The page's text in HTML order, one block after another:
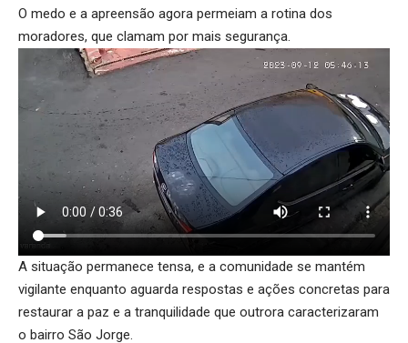
O medo e a apreensão agora permeiam a rotina dos
moradores, que clamam por mais segurança.
A situação permanece tensa, e a comunidade se mantém
vigilante enquanto aguarda respostas e ações concretas para
restaurar a paz e a tranquilidade que outrora caracterizaram
o bairro São Jorge.